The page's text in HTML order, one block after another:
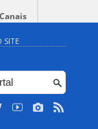
Canais
SITE